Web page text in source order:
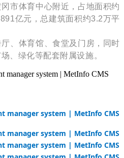
市体育中心附近，占地面积约
亿元，总建筑面积约3.2万平
、体育馆、食堂及门房，同时
、绿化等配套附属设施。